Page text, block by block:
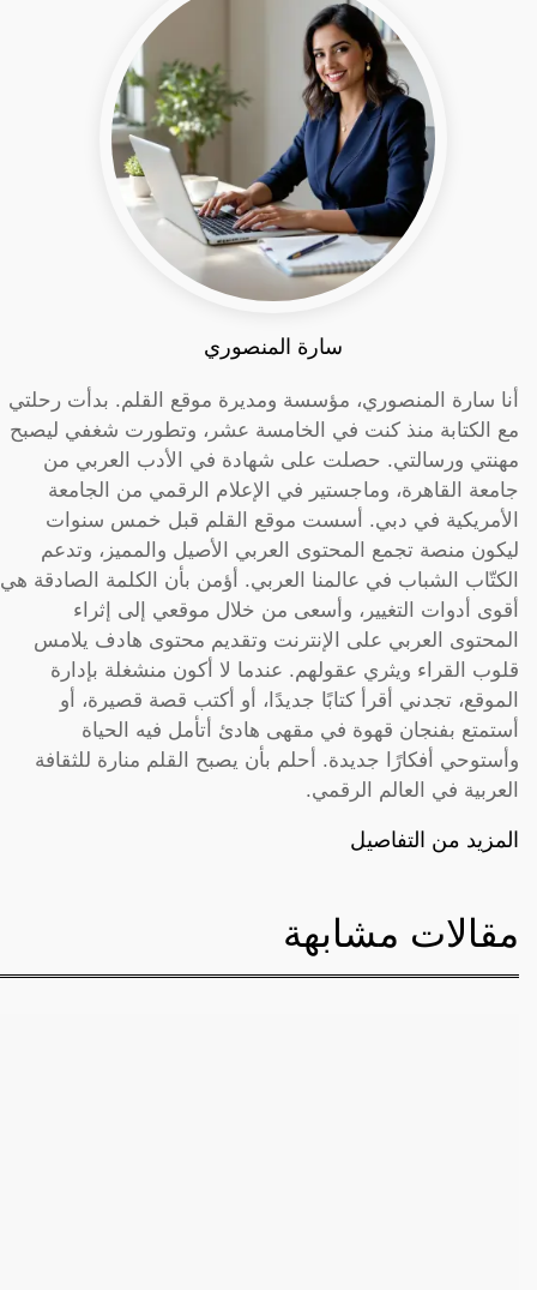
سارة المنصوري
أنا سارة المنصوري، مؤسسة ومديرة موقع القلم. بدأت رحلتي
مع الكتابة منذ كنت في الخامسة عشر، وتطورت شغفي ليصبح
مهنتي ورسالتي. حصلت على شهادة في الأدب العربي من
جامعة القاهرة، وماجستير في الإعلام الرقمي من الجامعة
الأمريكية في دبي. أسست موقع القلم قبل خمس سنوات
ليكون منصة تجمع المحتوى العربي الأصيل والمميز، وتدعم
الكتّاب الشباب في عالمنا العربي. أؤمن بأن الكلمة الصادقة هي
أقوى أدوات التغيير، وأسعى من خلال موقعي إلى إثراء
المحتوى العربي على الإنترنت وتقديم محتوى هادف يلامس
قلوب القراء ويثري عقولهم. عندما لا أكون منشغلة بإدارة
الموقع، تجدني أقرأ كتابًا جديدًا، أو أكتب قصة قصيرة، أو
أستمتع بفنجان قهوة في مقهى هادئ أتأمل فيه الحياة
وأستوحي أفكارًا جديدة. أحلم بأن يصبح القلم منارة للثقافة
العربية في العالم الرقمي.
المزيد من التفاصيل
مقالات مشابهة